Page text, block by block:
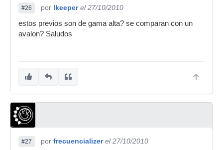
#26 por lkeeper el 27/10/2010
estos previos son de gama alta? se comparan con un
avalon? Saludos
#27 por frecuencializer el 27/10/2010